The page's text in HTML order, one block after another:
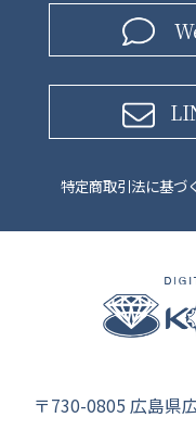
特定商取引法に基づ
〒730-0805 広島県